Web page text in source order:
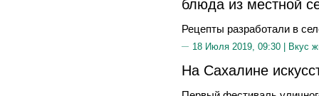
блюда из местной
Рецепты разработали в
18 Июля 2019, 09:30 | Вкус
На Сахалине